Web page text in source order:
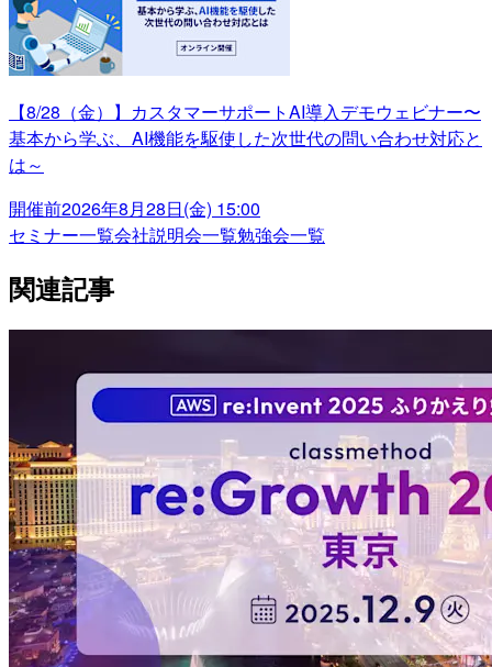
【8/28（金）】カスタマーサポートAI導入デモウェビナー〜
基本から学ぶ、AI機能を駆使した次世代の問い合わせ対応と
は～
開催前2026年8月28日(金) 15:00
セミナー一覧会社説明会一覧勉強会一覧
関連記事